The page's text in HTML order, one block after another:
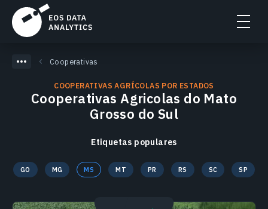
Cooperativas
COOPERATIVAS AGRÍCOLAS POR ESTADOS
Cooperativas Agricolas do Mato
Grosso do Sul
Etiquetas populares
GO MG MS MT PR RS SC SP